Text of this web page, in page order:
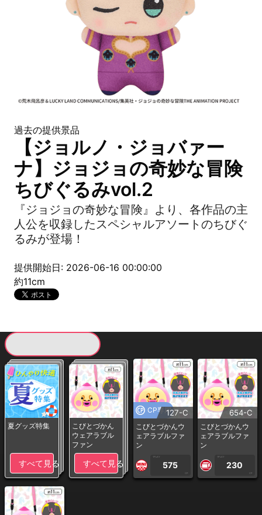
過去の提供景品
【ジョルノ・ジョバァー
ナ】ジョジョの奇妙な冒険
ちびぐるみvol.2
『ジョジョの奇妙な冒険』より、各作品の主
人公を収録したスペシャルアソートのちびぐ
るみが登場！
提供開始日: 2026-06-16 00:00:00
約11cm
夏グッズ特集
すべて見る
こびとづかん
ウェアラブル
ファン
すべて見る
CP専用127-C
こびとづかんウ
ェアラブルファ
ン
1PLAY
575
CP
654-C
こびとづかんウ
ェアラブルファ
ン
1PLAY
230
CP